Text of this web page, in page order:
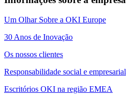
Um Olhar Sobre a OKI Europe
30 Anos de Inovação
Os nossos clientes
Responsabilidade social e empresarial
Escritórios OKI na região EMEA